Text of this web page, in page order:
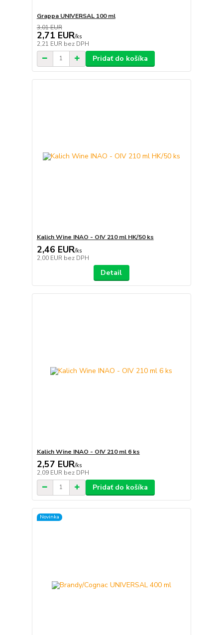
Grappa UNIVERSAL 100 ml
3,01 EUR
2,71 EUR/ks
2,21 EUR bez DPH
Pridať do košíka
Kalich Wine INAO - OIV 210 ml HK/50 ks
2,46 EUR/ks
2,00 EUR bez DPH
Detail
Kalich Wine INAO - OIV 210 ml 6 ks
2,57 EUR/ks
2,09 EUR bez DPH
Pridať do košíka
Novinka